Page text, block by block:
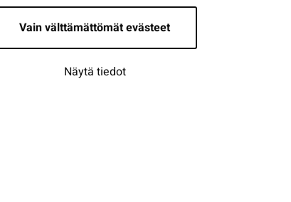
Vain välttämättömät evästeet
Näytä tiedot